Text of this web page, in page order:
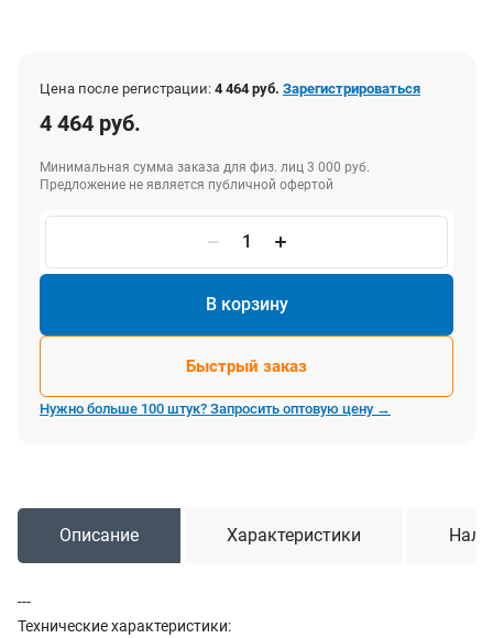
Цена после регистрации: 4 464 руб. Зарегистрироваться
4 464 руб.
Минимальная сумма заказа для физ. лиц 3 000 руб.
Предложение не является публичной офертой
В корзину
Быстрый заказ
Нужно больше 100 штук? Запросить оптовую цену →
Описание Характеристики
---
Технические характеристики: